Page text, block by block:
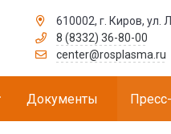
610002, г. Киров, ул.
8 (8332) 36-80-00
center@rosplasma.ru
Документы